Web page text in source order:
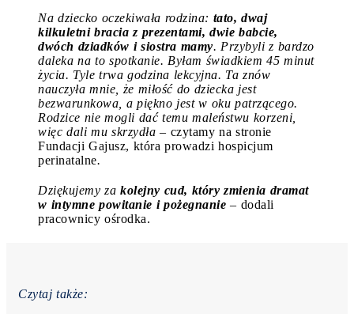
Na dziecko oczekiwała rodzina: tato, dwaj
kilkuletni bracia z prezentami, dwie babcie,
dwóch dziadków i siostra mamy. Przybyli z bardzo
daleka na to spotkanie. Byłam świadkiem 45 minut
życia. Tyle trwa godzina lekcyjna. Ta znów
nauczyła mnie, że miłość do dziecka jest
bezwarunkowa, a piękno jest w oku patrzącego.
Rodzice nie mogli dać temu maleństwu korzeni,
więc dali mu skrzydła – czytamy na stronie
Fundacji Gajusz, która prowadzi hospicjum
perinatalne.
Dziękujemy za kolejny cud, który zmienia dramat
w intymne powitanie i pożegnanie – dodali
pracownicy ośrodka.
Czytaj także: